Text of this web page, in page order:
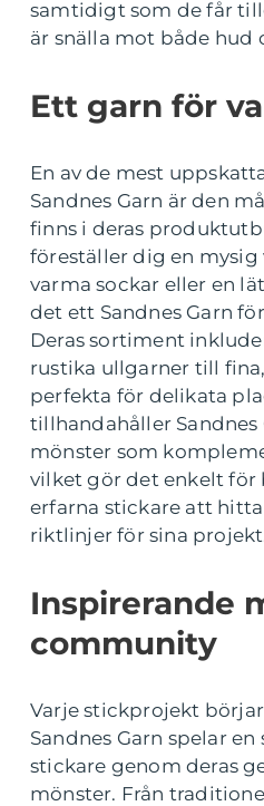
samtidigt som de får
är snälla mot både hud
Ett garn för
En av de mest
Sandnes Garn är den
finns i deras
föreställer dig en
varma sockar eller en
det ett Sandnes Garn
Deras sortiment
rustika ullgarner till
perfekta för delikata
tillhandahåller Sandnes
mönster som
vilket gör det enkelt för
erfarna stickare att
riktlinjer för sina
Inspirerande
community
Varje stickprojekt
Sandnes Garn spelar
stickare genom deras
mönster. Från